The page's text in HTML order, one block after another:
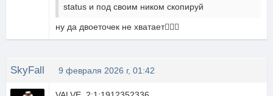
status и под своим ником скопируй
ну да двоеточек не хватает🤦🏻‍♂️
SkyFall 9 февраля 2026 г, 01:42